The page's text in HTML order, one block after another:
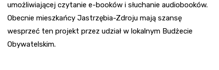
umożliwiającej czytanie e-booków i słuchanie audiobooków.
Obecnie mieszkańcy Jastrzębia-Zdroju mają szansę
wesprzeć ten projekt przez udział w lokalnym Budżecie
Obywatelskim.